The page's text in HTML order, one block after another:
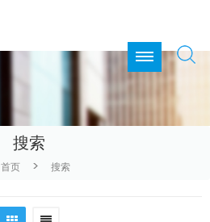
搜索
首页 > 搜索